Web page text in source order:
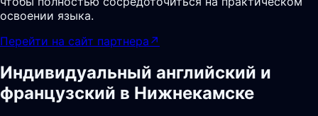
освоении языка.
Перейти на сайт партнера ↗
Индивидуальный английский и
французский в Нижнекамске